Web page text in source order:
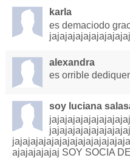
karla
es demaciodo
alexandra
es orrible
soy luciana
ajajajajajaj SOY SOCIA